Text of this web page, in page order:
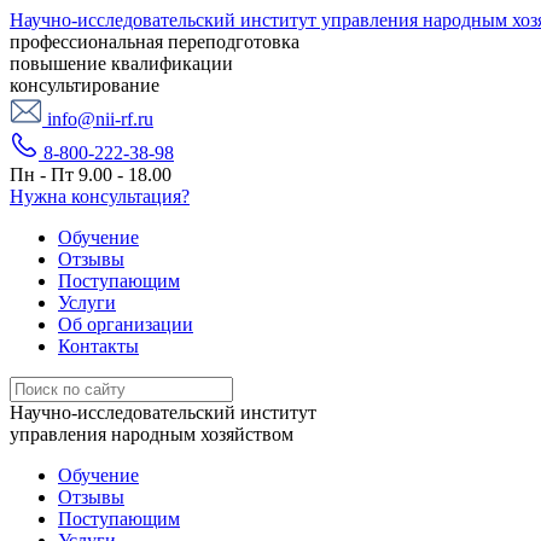
Научно-исследовательский институт управления народным
профессиональная переподготовка
повышение квалификации
консультирование
info@nii-rf.ru
8-800-222-38-98
Пн - Пт 9.00 - 18.00
Нужна консультация?
Обучение
Отзывы
Поступающим
Услуги
Об организации
Контакты
Научно-исследовательский институт
управления народным хозяйством
Обучение
Отзывы
Поступающим